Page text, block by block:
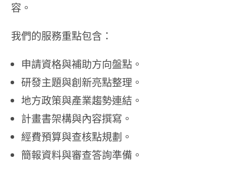
容。
我們的服務重點包含：
申請資格與補助方向盤點。
研發主題與創新亮點整理。
地方政策與產業趨勢連結。
計畫書架構與內容撰寫。
經費預算與查核點規劃。
簡報資料與審查答詢準備。